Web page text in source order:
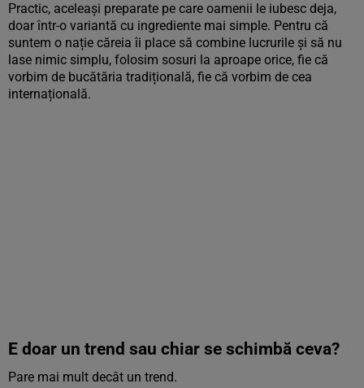
Practic, aceleași preparate pe care oamenii le iubesc deja,
doar într-o variantă cu ingrediente mai simple. Pentru că
suntem o nație căreia îi place să combine lucrurile și să nu
lase nimic simplu, folosim sosuri la aproape orice, fie că
vorbim de bucătăria tradițională, fie că vorbim de cea
internațională.
E doar un trend sau chiar se schimbă ceva?
Pare mai mult decât un trend.